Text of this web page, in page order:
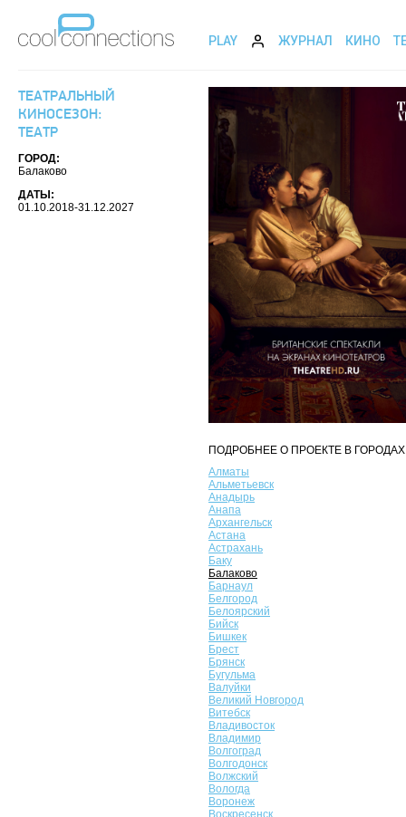
PLAY ЖУРНАЛ КИНО
ТЕАТРАЛЬНЫЙ
КИНОСЕЗОН:
ТЕАТР
ГОРОД:
Балаково
ДАТЫ:
01.10.2018-31.12.2027
ПОДРОБНЕЕ О ПРОЕКТЕ В
Алматы
Альметьевск
Анадырь
Анапа
Архангельск
Астана
Астрахань
Баку
Балаково
Барнаул
Белгород
Белоярский
Бийск
Бишкек
Брест
Брянск
Бугульма
Валуйки
Великий Новгород
Витебск
Владивосток
Владимир
Волгоград
Волгодонск
Волжский
Вологда
Воронеж
Воскресенск